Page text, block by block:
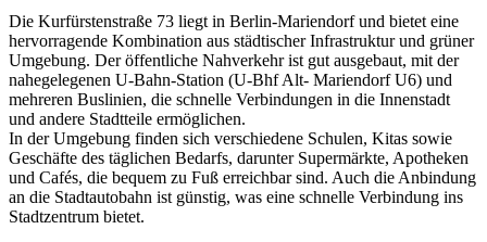
Die Kurfürstenstraße 73 liegt in Berlin-Mariendorf und bietet eine
hervorragende Kombination aus städtischer Infrastruktur und grüner
Umgebung. Der öffentliche Nahverkehr ist gut ausgebaut, mit der
nahegelegenen U-Bahn-Station (U-Bhf Alt- Mariendorf U6) und
mehreren Buslinien, die schnelle Verbindungen in die Innenstadt
und andere Stadtteile ermöglichen.
In der Umgebung finden sich verschiedene Schulen, Kitas sowie
Geschäfte des täglichen Bedarfs, darunter Supermärkte, Apotheken
und Cafés, die bequem zu Fuß erreichbar sind. Auch die Anbindung
an die Stadtautobahn ist günstig, was eine schnelle Verbindung ins
Stadtzentrum bietet.